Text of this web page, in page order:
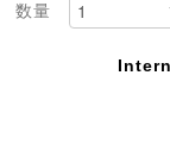
数量